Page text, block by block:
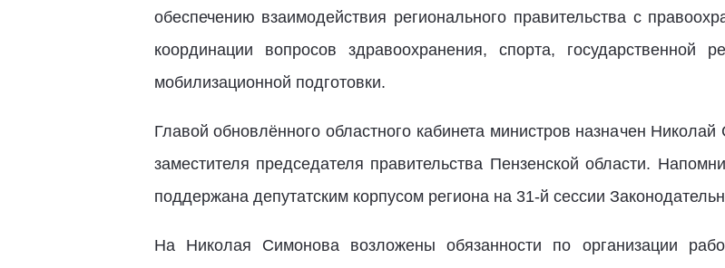
обеспечению взаимодействия регионального правительства с
координации вопросов здравоохранения, спорта, государственной
мобилизационной подготовки.
Главой обновлённого областного кабинета министров назначен
заместителя председателя правительства Пензенской области.
поддержана депутатским корпусом региона на 31-й сессии
На Николая Симонова возложены обязанности по организации